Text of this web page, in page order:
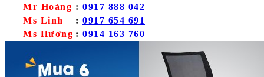
Mr Hoàng : 0917 888 042
Ms Linh
: 0917 654 691
Ms Hương : 0914 163 760